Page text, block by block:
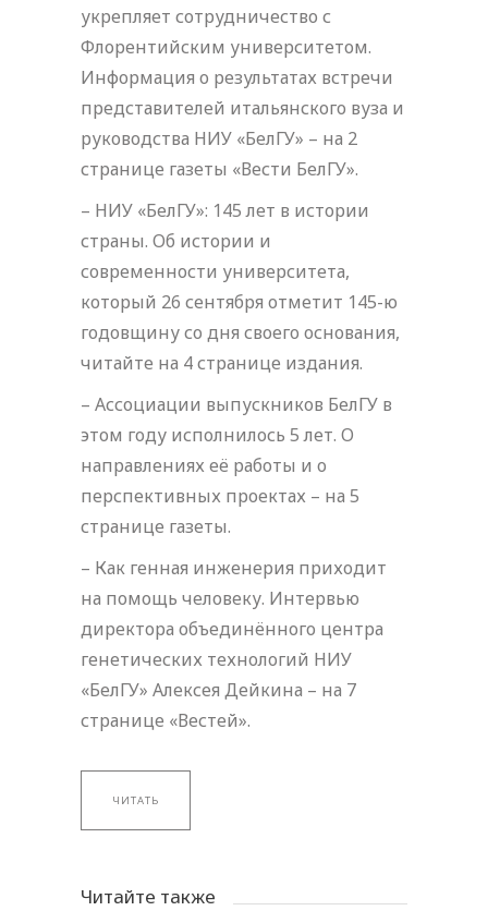
укрепляет сотрудничество с
Флорентийским университетом.
Информация о результатах встречи
представителей итальянского вуза и
руководства НИУ «БелГУ» – на 2
странице газеты «Вести БелГУ».
– НИУ «БелГУ»: 145 лет в истории
страны. Об истории и
современности университета,
который 26 сентября отметит 145-ю
годовщину со дня своего основания,
читайте на 4 странице издания.
– Ассоциации выпускников БелГУ в
этом году исполнилось 5 лет. О
направлениях её работы и о
перспективных проектах – на 5
странице газеты.
– Как генная инженерия приходит
на помощь человеку. Интервью
директора объединённого центра
генетических технологий НИУ
«БелГУ» Алексея Дейкина – на 7
странице «Вестей».
ЧИТАТЬ
Читайте также